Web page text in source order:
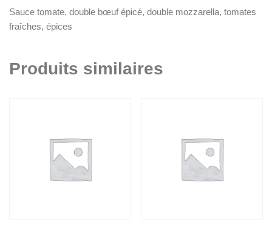
Sauce tomate, double bœuf épicé, double mozzarella, tomates
fraîches, épices
Produits similaires